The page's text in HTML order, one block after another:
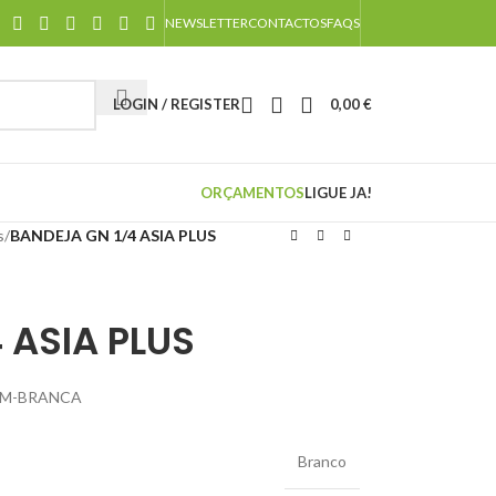
NEWSLETTERCONTACTOSFAQS
LOGIN / REGISTER 0,00€
ORÇAMENTOSLIGUE JA!
/BANDEJA GN 1/4 ASIA PLUS
PLUS
BRANCA
Branco